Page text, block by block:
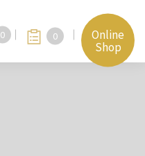
0 0
Online
Shop